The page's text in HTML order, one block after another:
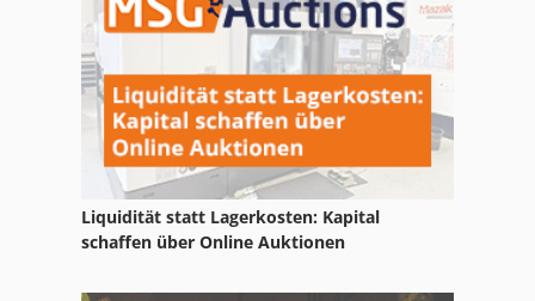
Liquidität statt Lagerkosten: Kapital
schaffen über Online Auktionen